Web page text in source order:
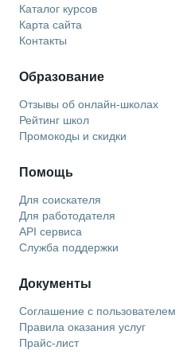
Каталог курсов
Карта сайта
Контакты
Образование
Отзывы об онлайн-школах
Рейтинг школ
Промокоды и скидки
Помощь
Для соискателя
Для работодателя
API сервиса
Служба поддержки
Документы
Соглашение с пользователем
Правила оказания услуг
Прайс-лист